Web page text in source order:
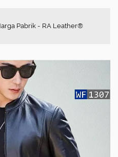
Pabrik - RA Leather®